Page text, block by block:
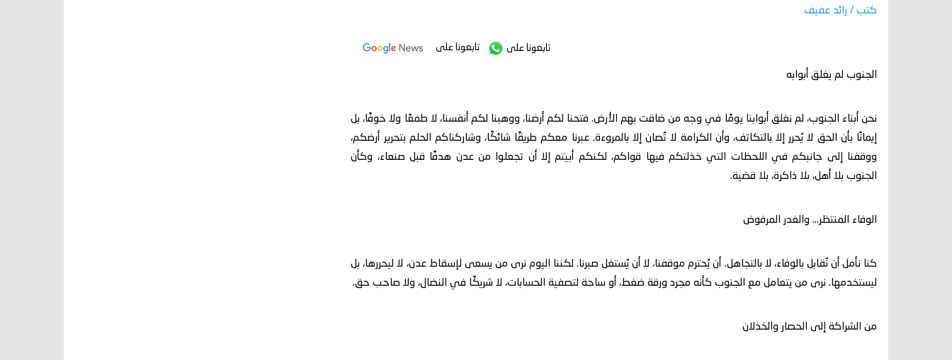
كتب / رائد عفيف
تابعونا على تابعونا على
الجنوب لم يغلق أبوابه
نحن أبناء الجنوب، لم نغلق أبوابنا يومًا في وجه من ضاقت بهم الأرض. فتحنا لكم أرضنا، ووهبنا لكم أنفسنا، لا طمعًا ولا خوفًا، بل
إيمانًا بأن الحق لا يُحرر إلا بالتكاتف، وأن الكرامة لا تُصان إلا بالمروءة. عبرنا معكم طريقًا شائكًا، وشاركناكم الحلم بتحرير أرضكم،
ووقفنا إلى جانبكم في اللحظات التي خذلتكم فيها قواكم، لكنكم أبيتم إلا أن تجعلوا من عدن هدفًا قبل صنعاء، وكأن
الجنوب بلا أهل، بلا ذاكرة، بلا قضية.
الوفاء المنتظر… والغدر المرفوض
كنا نأمل أن نُقابل بالوفاء، لا بالتجاهل. أن يُحترم موقفنا، لا أن يُستغل صبرنا. لكننا اليوم نرى من يسعى لإسقاط عدن، لا ليحررها، بل
ليستخدمها. نرى من يتعامل مع الجنوب كأنه مجرد ورقة ضغط، أو ساحة لتصفية الحسابات، لا شريكًا في النضال، ولا صاحب حق.
من الشراكة إلى الحصار والخذلان